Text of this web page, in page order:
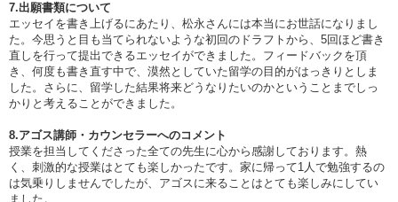
7.出願書類について
エッセイを書き上げるにあたり、松永さんには本当にお世話になりまし
た。今思うと目も当てられないような初回のドラフトから、5回ほど書き
直しを行って提出できるエッセイができました。フィードバックを頂
き、何度も書き直す中で、漠然としていた留学の目的がはっきりとしま
した。さらに、留学した結果将来どうなりたいのかということまでしっ
かりと考えることができました。
8.アゴス講師・カウンセラーへのコメント
授業を担当してくださった全ての先生に心から感謝しております。熱
く、刺激的な授業はとても楽しかったです。家に帰って1人で勉強するの
は気乗りしませんでしたが、アゴスに来ることはとても楽しみにしてい
ました。